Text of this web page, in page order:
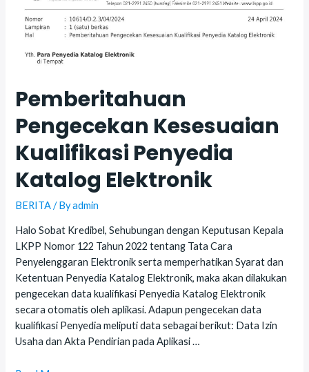
Pemberitahuan
Pengecekan Kesesuaian
Kualifikasi Penyedia
Katalog Elektronik
BERITA/ Byadmin
Halo Sobat Kredibel, Sehubungan dengan Keputusan Kepala
LKPP Nomor 122 Tahun 2022 tentang Tata Cara
Penyelenggaran Elektronik serta memperhatikan Syarat dan
Ketentuan Penyedia Katalog Elektronik, maka akan dilakukan
pengecekan data kualifikasi Penyedia Katalog Elektronik
secara otomatis oleh aplikasi. Adapun pengecekan data
kualifikasi Penyedia meliputi data sebagai berikut: Data Izin
Usaha dan Akta Pendirian pada Aplikasi …